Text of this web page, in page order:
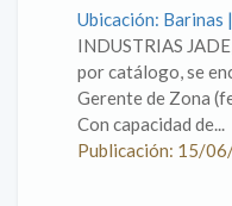
Ubicación: Barinas
INDUSTRIAS
por catálogo, se
Gerente de Zona
Con capacidad de...
Publicación: 15/